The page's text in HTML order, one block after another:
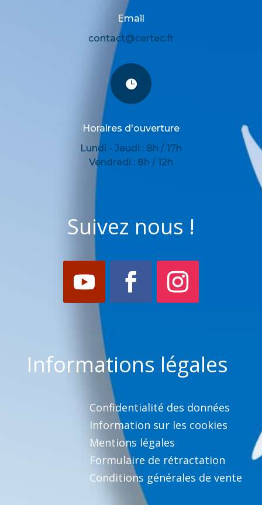
Email
contact@certec.fr

Horaires d'ouverture
Lundi - Jeudi : 8h / 17h
Vendredi : 8h / 12h
Suivez nous !
Informations légales
Confidentialité des données
Information sur les cookies
Mentions légales
Formulaire de rétractation
Conditions générales de vente